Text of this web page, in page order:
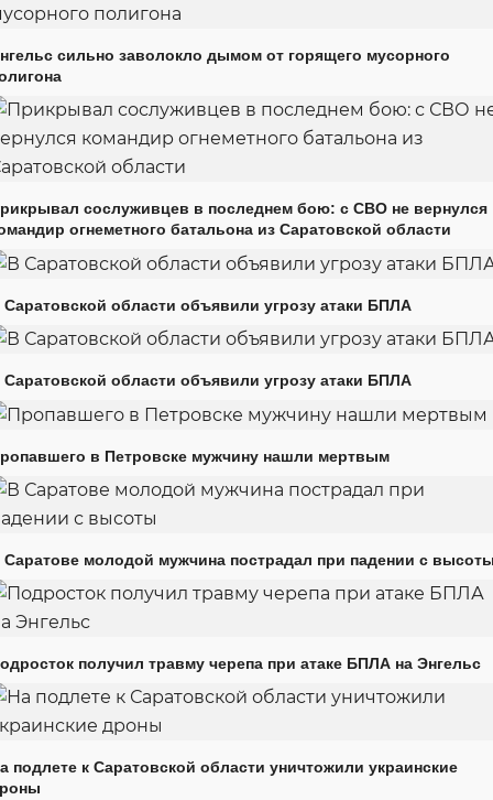
сильно заволокло дымом от горящего мусорного
сослуживцев в последнем бою: с СВО не вернулся
огнеметного батальона из Саратовской области
Саратовской области объявили угрозу атаки БПЛА
Саратовской области объявили угрозу атаки БПЛА
в Петровске мужчину нашли мертвым
Саратове молодой мужчина пострадал при падении с
получил травму черепа при атаке БПЛА на Энгельс
подлете к Саратовской области уничтожили украинские